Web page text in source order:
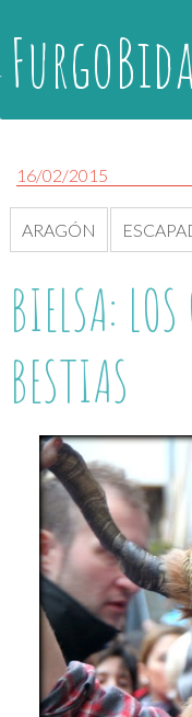
16/02/2015
ARAGÓN
BIELSA:
BESTIAS